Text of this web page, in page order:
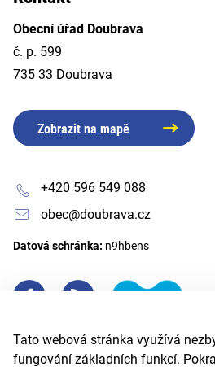
Tato webová stránka využívá
fungování základních funkcí.
Obecní úřad Doubrava
č. p. 599
735 33 Doubrava
Zobrazit na mapě
+420 596 549 088
obec@doubrava.cz
Datová schránka: n9hbens